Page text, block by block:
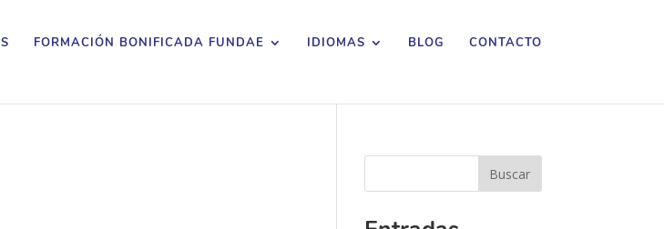
FORMACIÓN BONIFICADA FUNDAE IDIOMAS BLOG CONTACTO